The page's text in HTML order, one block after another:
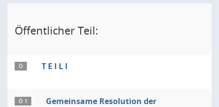
Öffentlicher Teil:
Ö T E I L I
Ö 1
Gemeinsame Resolution der